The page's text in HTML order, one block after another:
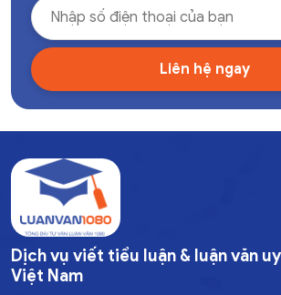
Dịch vụ viết tiểu luận & luận văn
Việt Nam